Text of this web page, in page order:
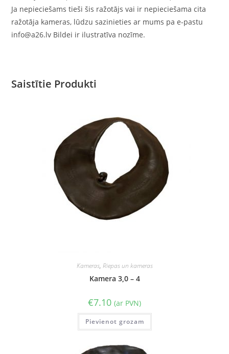
Ja nepieciešams tieši šis ražotājs vai ir nepieciešama cita
ražotāja kameras, lūdzu sazinieties ar mums pa e-pastu
info@a26.lv Bildei ir ilustratīva nozīme.
Saistītie Produkti
Kameras, Riepas un kameras
Kamera 3,0 – 4
€7.10 (ar PVN)
Pievienot grozam